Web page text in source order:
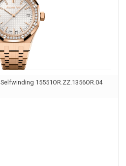
15551OR.ZZ.1356OR.04